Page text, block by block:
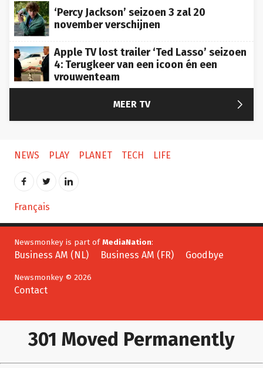
‘Percy Jackson’ seizoen 3 zal 20
november verschijnen
Apple TV lost trailer ‘Ted Lasso’ seizoen
4: Terugkeer van een icoon én een
vrouwenteam
MEER TV 
NEWS PLAY PLANET TECH LIFE
Français
Newsmonkey is part of MediaNation
Business AM (NL) Business AM (FR) Goodbye
Newsmonkey © 2026
Contact
301 Moved Permanently